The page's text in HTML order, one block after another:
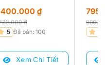
₫
₫.
₫
5 Đã bán: 100
Xem Chi Tiết
Giá
là:
Giá
tại